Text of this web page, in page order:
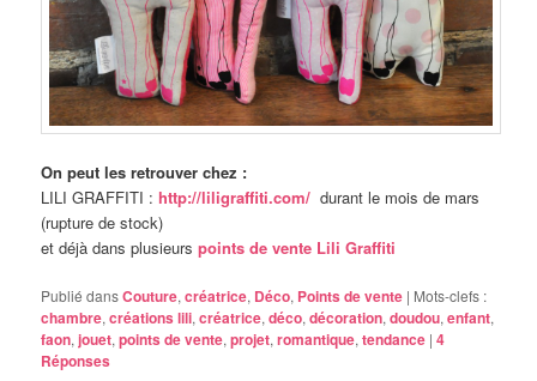
On peut les retrouver chez :
LILI GRAFFITI :http://liligraffiti.com/durant le mois de mars
(rupture de stock)
et déjà dans plusieurspoints de vente Lili Graffiti
Publié dansCouture,créatrice, Déco, Points de vente | Mots-clefs :
chambre,créations lili,créatrice,déco,décoration,doudou,enfant,
faon,jouet,points de vente,projet,romantique,tendance |4
Réponses